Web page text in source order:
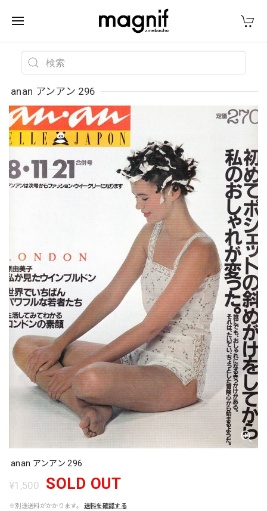
anan アンアン 296
anan アンアン 296
¥1,500 SOLD OUT
※別途送料がかかります。 送料を確認する